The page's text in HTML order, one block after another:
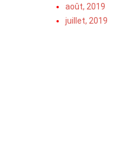
août, 2019
juillet, 2019